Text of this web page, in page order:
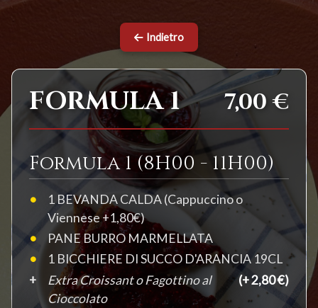
Indietro
FORMULA 1 7,00 €
Formula 1 (8H00 - 11H00)
1 BEVANDA CALDA (Cappuccino o
Viennese +1,80€)
PANE BURRO MARMELLATA
1 BICCHIERE DI SUCCO D'ARANCIA 19CL
Extra Croissant o Fagottino al
Cioccolato
(+ 2,80 €)